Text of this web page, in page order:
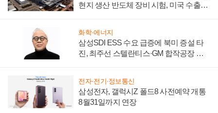
현지 생산 반도체 장비 시험, 미국 수출통
화학·에너지
삼성SDI ESS 수요 급증에 북미 증설 타
진, 최주선 스텔란티스·GM 합작공장 건
전자·전기·정보통신
삼성전자, 갤럭시Z 폴드8 사전예약 개통
8월31일까지 연장